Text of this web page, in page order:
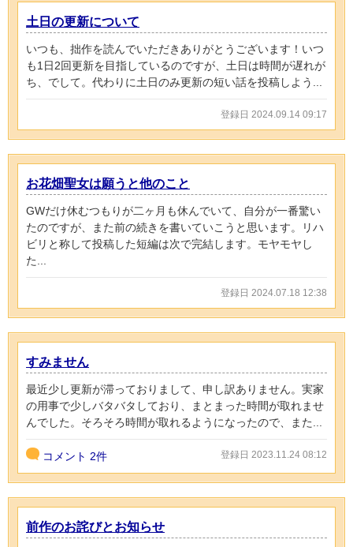
土日の更新について
いつも、拙作を読んでいただきありがとうございます！いつ
も1日2回更新を目指しているのですが、土日は時間が遅れが
ち、でして。代わりに土日のみ更新の短い話を投稿しよう...
登録日 2024.09.14 09:17
お花畑聖女は願うと他のこと
GWだけ休むつもりが二ヶ月も休んでいて、自分が一番驚い
たのですが、また前の続きを書いていこうと思います。リハ
ビリと称して投稿した短編は次で完結します。モヤモヤし
た...
登録日 2024.07.18 12:38
すみません
最近少し更新が滞っておりまして、申し訳ありません。実家
の用事で少しバタバタしており、まとまった時間が取れませ
んでした。そろそろ時間が取れるようになったので、また...
コメント 2件 登録日 2023.11.24 08:12
前作のお詫びとお知らせ